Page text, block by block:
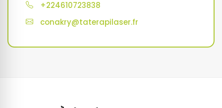
+224610723838
conakry@taterapilaser.fr